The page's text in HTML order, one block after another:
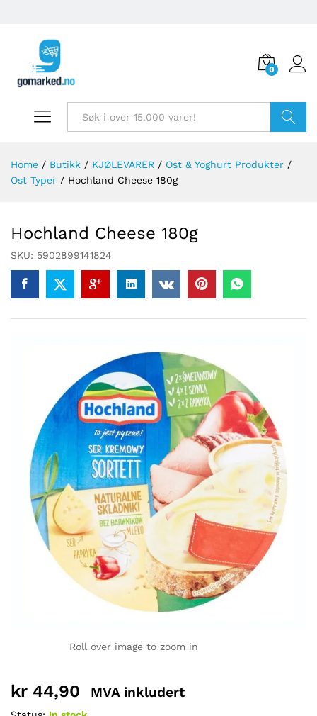
0
Home / Butikk / KJØLEVARER / Ost & Yoghurt Produkter /
Ost Typer / Hochland Cheese 180g
Hochland Cheese 180g
SKU: 5902899141824
Roll over image to zoom in
kr 44,90 MVA inkludert